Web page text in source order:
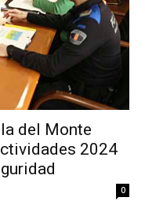
del Monte
2024
0